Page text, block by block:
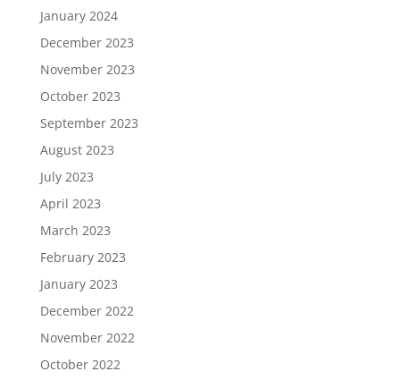
January 2024
December 2023
November 2023
October 2023
September 2023
August 2023
July 2023
April 2023
March 2023
February 2023
January 2023
December 2022
November 2022
October 2022